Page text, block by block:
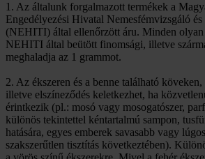
1. Az általunk forgalmazott termékek a
Engedélyezési Hivatal Nemesfémvizsgáló
(NEHITI) által ellenőrzött áru. Minden olyan
NEHITI által beütött finomsági, illetve
meghaladja az 1 grammot.
2. Az ékszeren és a benne található
illetve elszíneződés keletkezhet, ha
érintkezik (pl.: mosó vagy mosogatószer,
különös tekintettel kéntartalmú sampon,
hatására, egyes emberek savasabb vagy
szakszerűtlen tisztítás következtében).